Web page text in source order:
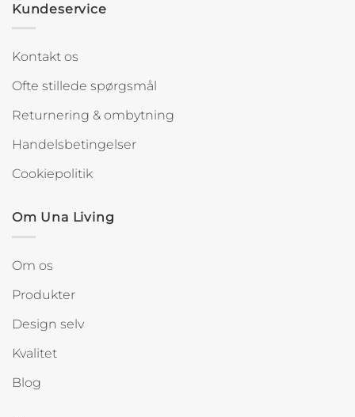
Kundeservice
Kontakt os
Ofte stillede spørgsmål
Returnering & ombytning
Handelsbetingelser
Cookiepolitik
Om Una Living
Om os
Produkter
Design selv
Kvalitet
Blog